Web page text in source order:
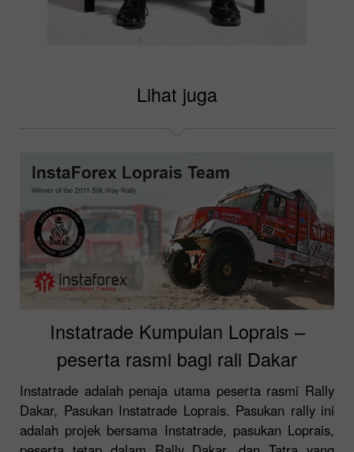
Lihat juga
Instatrade Kumpulan Loprais –
peserta rasmi bagi rali Dakar
Instatrade adalah penaja utama peserta rasmi Rally
Dakar, Pasukan Instatrade Loprais. Pasukan rally ini
adalah projek bersama Instatrade, pasukan Loprais,